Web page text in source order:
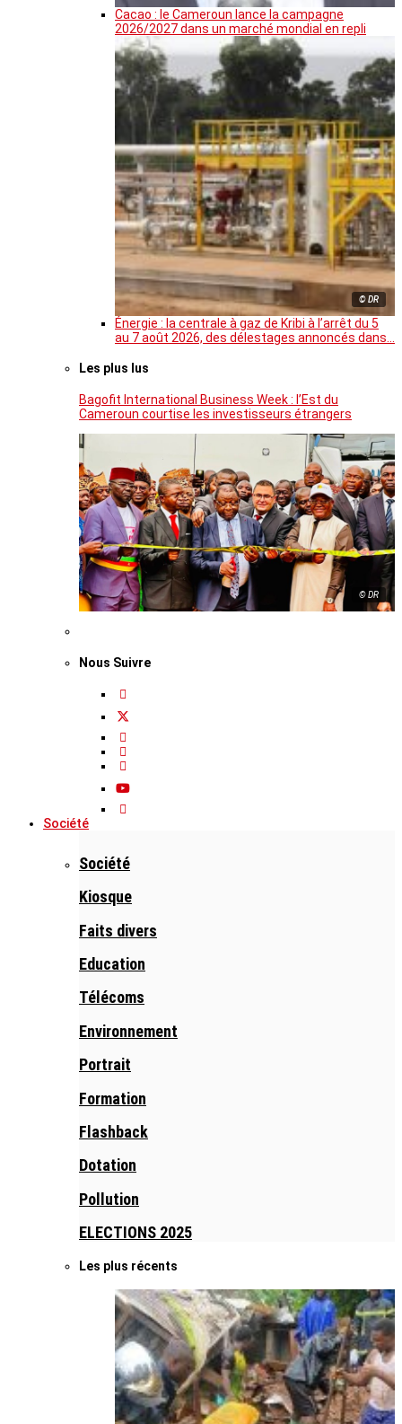
Cacao : le Cameroun lance la campagne
2026/2027 dans un marché mondial en repli
© DR
Énergie : la centrale à gaz de Kribi à l’arrêt du 5
au 7 août 2026, des délestages annoncés dans…
Les plus lus
Bagofit International Business Week : l’Est du
Cameroun courtise les investisseurs étrangers
© DR
Nous Suivre
Société
Société
Kiosque
Faits divers
Education
Télécoms
Environnement
Portrait
Formation
Flashback
Dotation
Pollution
ELECTIONS 2025
Les plus récents